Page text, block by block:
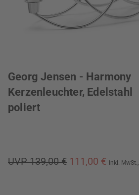
Georg Jensen - Harmony
Kerzenleuchter, Edelstahl
poliert
UVP 139,00 € 111,00 € inkl. MwSt.,